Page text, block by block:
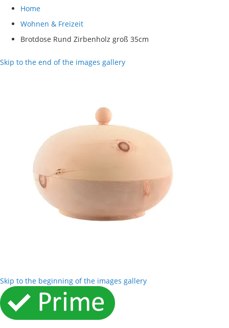
Home
Wohnen & Freizeit
Brotdose Rund Zirbenholz groß 35cm
Skip to the end of the images gallery
Skip to the beginning of the images gallery